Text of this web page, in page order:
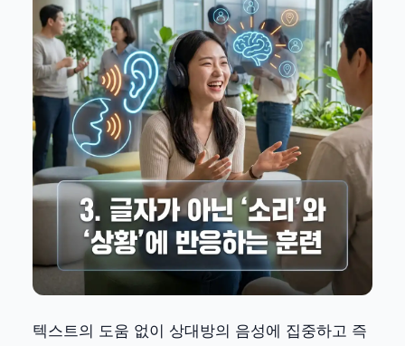
텍스트의 도움 없이 상대방의 음성에 집중하고 즉